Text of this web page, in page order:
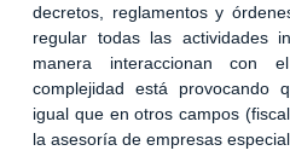
decretos, reglamentos y
regular todas las actividades
manera interaccionan con
complejidad está provocando
igual que en otros campos
la asesoría de empresas